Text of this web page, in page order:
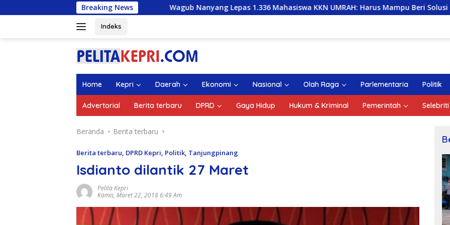
ke
Breaking News
Wagub Nanyang Lepas 1.336 Mahasiswa KKN UMRAH: Harus Mampu Beri Solusi dan Kontribusi
Indeks
Home Kepri Daerah Ekonomi Nasional Olah Raga Parlementaria Politik
Advertorial Berita terbaru DPRD Gaya Hidup Hukum & Kriminal Pemerintah Selebriti
Beranda Berita terbaru
Berita terbaru, DPRD Kepri, Politik, Tanjungpinang
Isdianto dilantik 27 Maret
Pelita Kepri
Kamis, Maret 22, 2018 6:49 Am